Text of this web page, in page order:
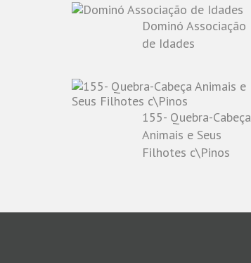
Dominó Associação
de Idades
155- Quebra-Cabeça
Animais e Seus
Filhotes c\Pinos